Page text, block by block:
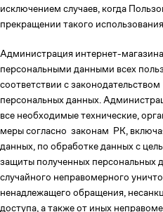
исключением случаев, когда
прекращении такого
Администрация интернет-
персональными данными всех
соответствии с
персональных данных.
все необходимые технические,
меры согласно законам РК,
данных, по обработке данных с
защиты полученных персональных
случайного неправомерного
ненадлежащего обращения,
доступа, а также от иных